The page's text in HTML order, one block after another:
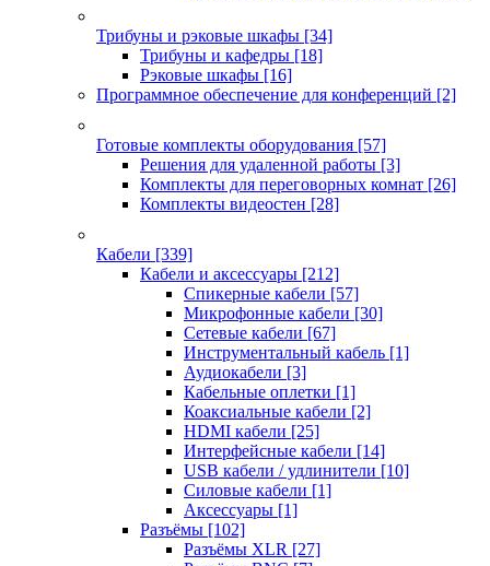
Трибуны и рэковые шкафы [34]
Трибуны и кафедры [18]
Рэковые шкафы [16]
Программное обеспечение для конференций [2]
Готовые комплекты оборудования [57]
Решения для удаленной работы [3]
Комплекты для переговорных комнат [26]
Комплекты видеостен [28]
Кабели [339]
Кабели и аксессуары [212]
Спикерные кабели [57]
Микрофонные кабели [30]
Сетевые кабели [67]
Инструментальный кабель [1]
Аудиокабели [3]
Кабельные оплетки [1]
Коаксиальные кабели [2]
HDMI кабели [25]
Интерфейсные кабели [14]
USB кабели / удлинители [10]
Силовые кабели [1]
Аксессуары [1]
Разъёмы [102]
Разъёмы XLR [27]